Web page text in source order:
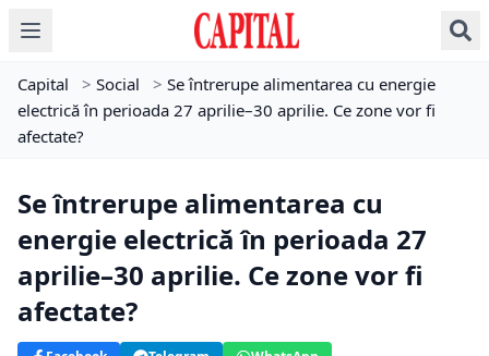
Capital > Social > Se întrerupe alimentarea cu energie
electrică în perioada 27 aprilie–30 aprilie. Ce zone vor fi
afectate?
Se întrerupe alimentarea cu
energie electrică în perioada 27
aprilie–30 aprilie. Ce zone vor fi
afectate?